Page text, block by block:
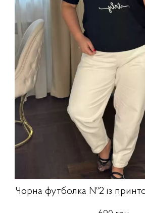
Чорна футболка №2 із